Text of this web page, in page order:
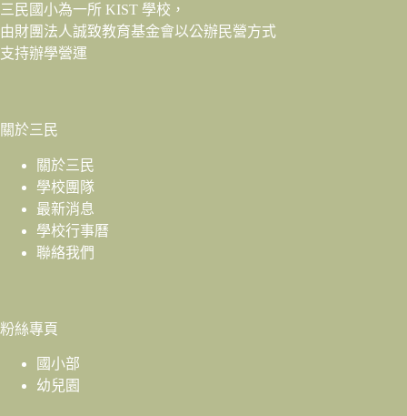
三民國小為一所 KIST 學校，
由財團法人誠致教育基金會以公辦民營方式
支持辦學營運
關於三民
關於三民
學校團隊
最新消息
學校行事曆
聯絡我們
粉絲專頁
國小部
幼兒園